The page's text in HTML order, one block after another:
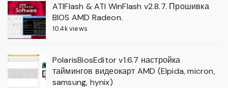
ATIFlash & ATI WinFlash v2.8.7. Прошивка
BIOS AMD Radeon.
10.4k views
PolarisBiosEditor v1.6.7 настройка
таймингов видеокарт AMD (Elpida, micron,
samsung, hynix)